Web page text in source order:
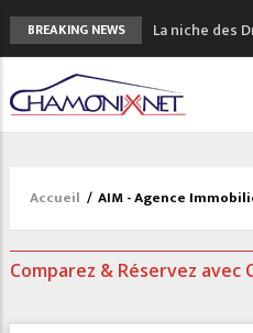
BREAKING NEWS
La niche des
sécheresse
3 bonnes
Musée du
Accidents en
Craft ouvre
Accueil / AIM - Agence
Comparez & Réservez avec